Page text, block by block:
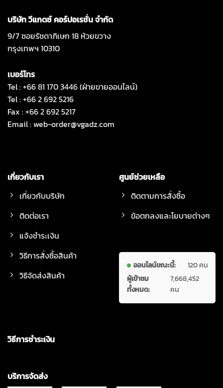
บริษัท วีแกดซ์ คอร์ปอเรชั่น จำกัด
9/7 ซอยรัชดาภิเษก 18 ห้วยขวาง
กรุงเทพฯ 10310
เบอร์โทร
Tel : +66 81 170 3446 (ฝ่ายขายออนไลน์)
Tel : +66 2 692 5216
Fax : +66 2 692 5217
Email :web-order@vgadz.com
เกี่ยวกับเรา
เกี่ยวกับบริษัท
ติดต่อเรา
แจ้งชำระเงิน
วิธีการสั่งซื้อสินค้า
วิธีจัดส่งสินค้า
ศูนย์ช่วยเหลือ
ติดตามการสั่งซื้อ
ข้อตกลงและโยบายต่างๆ
ออนไลน์ขณะนี้:
120 คน
ผู้เข้าชม
ทั้งหมด:
7,668,452
คน
วิธีการชำระเงิน
บริการจัดส่ง